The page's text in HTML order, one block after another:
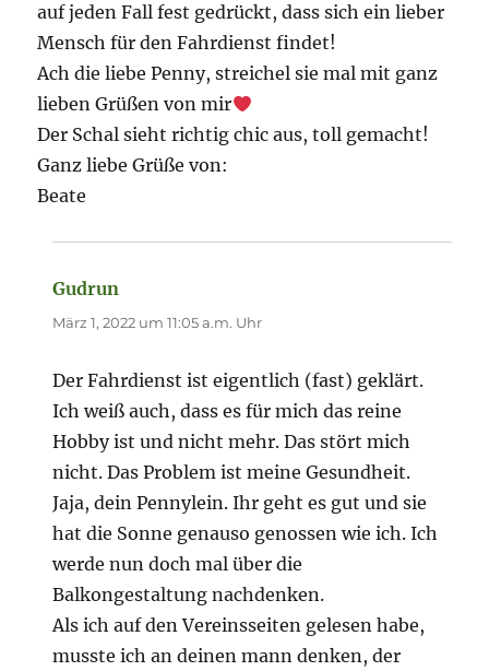
auf jeden Fall fest gedrückt, dass sich ein lieber
Mensch für den Fahrdienst findet!
Ach die liebe Penny, streichel sie mal mit ganz
lieben Grüßen von mir
Der Schal sieht richtig chic aus, toll gemacht!
Ganz liebe Grüße von:
Beate
Gudrun
März 1, 2022 um 11:05 a.m. Uhr
Der Fahrdienst ist eigentlich (fast) geklärt.
Ich weiß auch, dass es für mich das reine
Hobby ist und nicht mehr. Das stört mich
nicht. Das Problem ist meine Gesundheit.
Jaja, dein Pennylein. Ihr geht es gut und sie
hat die Sonne genauso genossen wie ich. Ich
werde nun doch mal über die
Balkongestaltung nachdenken.
Als ich auf den Vereinsseiten gelesen habe,
musste ich an deinen mann denken, der